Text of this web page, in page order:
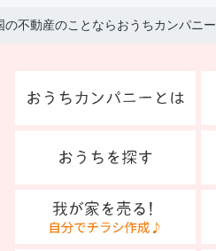
の不動産のことならおうちカンパニー